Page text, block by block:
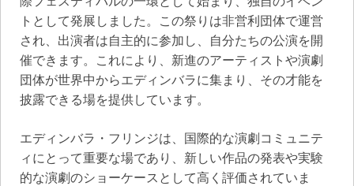
トとして発展しました。この祭りは非営利団体で運営
され、出演者は自主的に参加し、自分たちの公演を開
催できます。これにより、新進のアーティストや演劇
団体が世界中からエディンバラに集まり、その才能を
披露できる場を提供しています。
エディンバラ・フリンジは、国際的な演劇コミュニテ
ィにとって重要な場であり、新しい作品の発表や実験
的な演劇のショーケースとして高く評価されていま